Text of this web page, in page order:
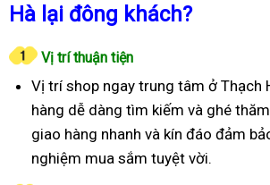
Hà lại đông khách?
Vị trí thuận tiện
Vị trí shop ngay trung tâm ở Thạch
hàng dễ dàng tìm kiếm và ghé
giao hàng nhanh và kín đáo đảm
nghiệm mua sắm tuyệt vời.